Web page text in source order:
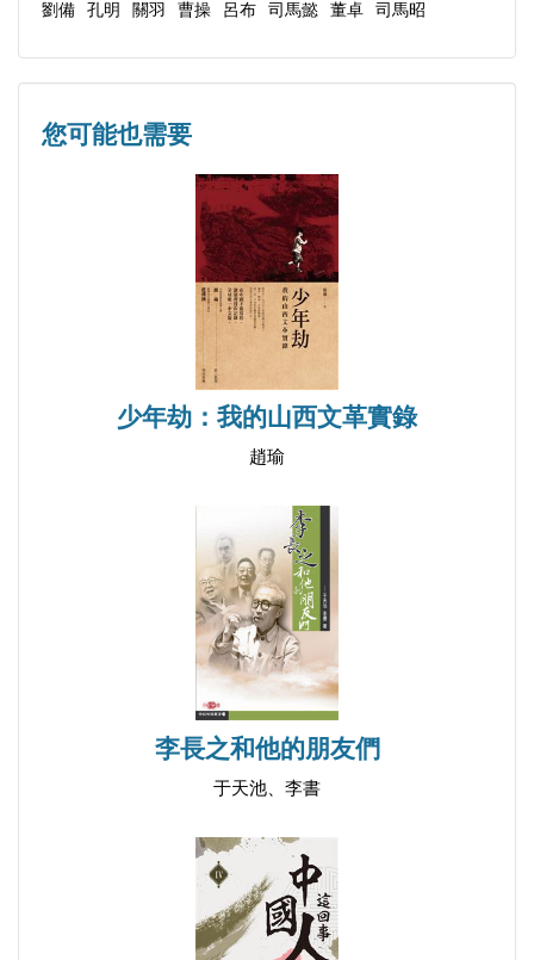
司馬師絞死張皇后
司馬昭弒曹髦帝
第四章 亡命徒的遊戲
第五章 帝國的重建
劉備 孔明 關羽 曹操 呂布 司馬懿 董卓 司馬昭
您可能也需要
少年劫：我的山西文革實錄
趙瑜
李長之和他的朋友們
于天池、李書